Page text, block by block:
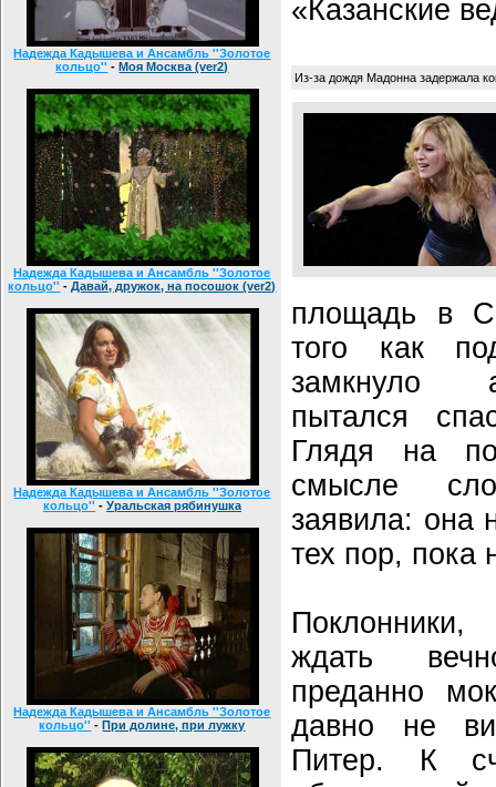
Надежда Кадышева и Ансамбль ''Золотое
кольцо'' -Моя Москва (ver2)
Надежда Кадышева и Ансамбль ''Золотое
кольцо'' -Давай, дружок, на посошок (ver2)
Надежда Кадышева и Ансамбль ''Золотое
кольцо'' - Уральская рябинушка
Надежда Кадышева и Ансамбль ''Золотое
кольцо'' -При долине, при лужку
«Казанские
Из-за дождя Мадонна задержала
площадь в
того как
замкнуло
пытался
Глядя на
смысле
заявила: она
тех пор, пока
ждать
преданно
давно не
Питер. К